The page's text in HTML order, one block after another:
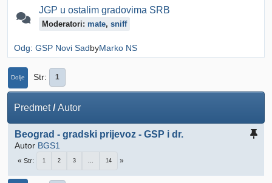
JGP u ostalim gradovima SRB
Moderatori: mate, sniff
Odg: GSP Novi SadbyMarko NS
Dolje Str 1
Predmet/Autor
Beograd - gradski prijevoz - GSP i dr.
Autor BGS1
Str 1 2 3 ... 14